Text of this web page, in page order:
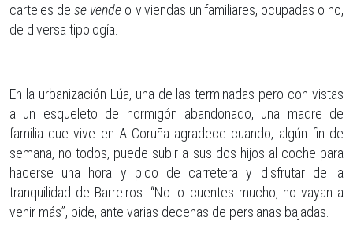
carteles dese vende o viviendas unifamiliares, ocupadas o no,
de diversa tipología.
En la urbanización Lúa, una de las terminadas pero con vistas
a un esqueleto de hormigón abandonado, una madre de
familia que vive en A Coruña agradece cuando, algún fin de
semana, no todos, puede subir a sus dos hijos al coche para
hacerse una hora y pico de carretera y disfrutar de la
tranquilidad de Barreiros. “No lo cuentes mucho, no vayan a
venir más”, pide, ante varias decenas de persianas bajadas.